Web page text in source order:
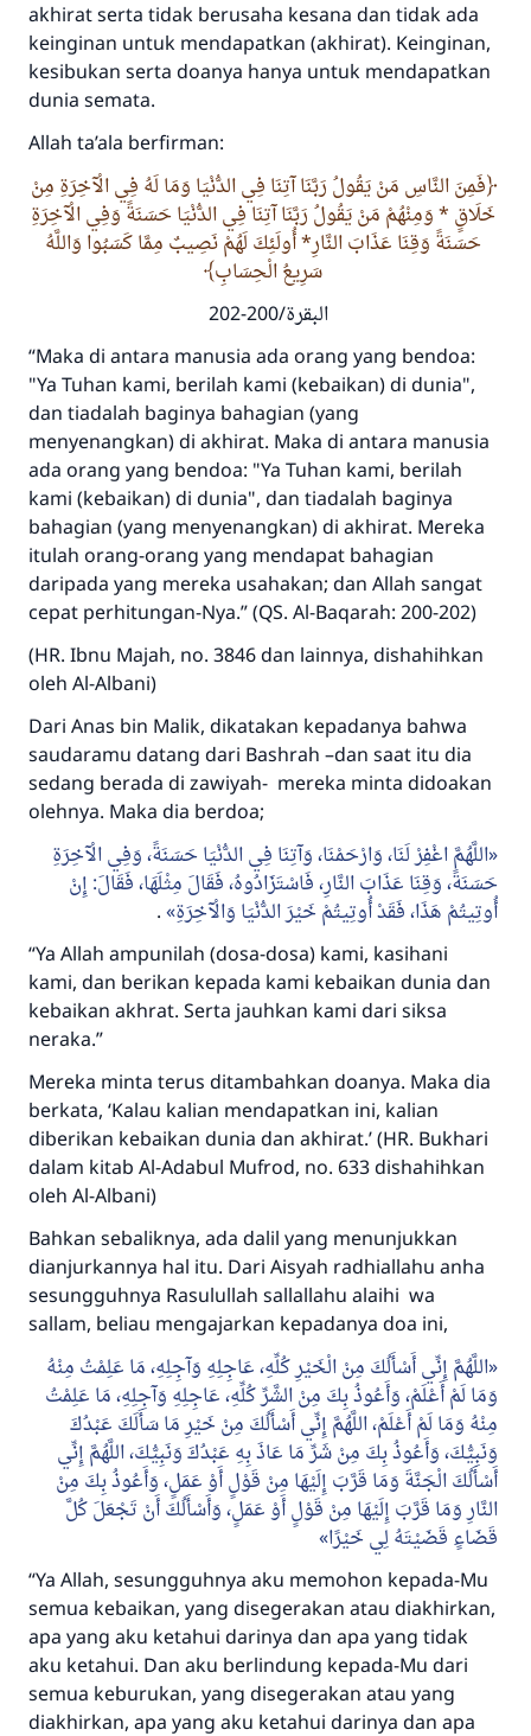
akhirat serta tidak berusaha kesana dan tidak ada
keinginan untuk mendapatkan (akhirat). Keinginan,
kesibukan serta doanya hanya untuk mendapatkan
dunia semata.
Allah ta’ala berfirman:
فَمِنَ النَّاسِ مَنْ يَقُولُ رَبَّنَا آتِنَا فِي الدُّنْيَا وَمَا لَهُ فِي الْآخِرَةِ مِنْ
خَلَاقٍ * وَمِنْهُمْ مَنْ يَقُولُ رَبَّنَا آتِنَا فِي الدُّنْيَا حَسَنَةً وَفِي الْآخِرَةِ
حَسَنَةً وَقِنَا عَذَابَ النَّارِ* أُولَئِكَ لَهُمْ نَصِيبٌ مِمَّا كَسَبُوا وَاللَّهُ
سَرِيعُ الْحِسَابِ
البقرة/200-202
“Maka di antara manusia ada orang yang bendoa:
"Ya Tuhan kami, berilah kami (kebaikan) di dunia",
dan tiadalah baginya bahagian (yang
menyenangkan) di akhirat. Maka di antara manusia
ada orang yang bendoa: "Ya Tuhan kami, berilah
kami (kebaikan) di dunia", dan tiadalah baginya
bahagian (yang menyenangkan) di akhirat. Mereka
itulah orang-orang yang mendapat bahagian
daripada yang mereka usahakan; dan Allah sangat
cepat perhitungan-Nya.” (QS. Al-Baqarah: 200-202)
(HR. Ibnu Majah, no. 3846 dan lainnya, dishahihkan
oleh Al-Albani)
Dari Anas bin Malik, dikatakan kepadanya bahwa
saudaramu datang dari Bashrah –dan saat itu dia
sedang berada di zawiyah- mereka minta didoakan
olehnya. Maka dia berdoa;
اللَّهُمَّ اغْفِرْ لَنَا، وَارْحَمْنَا، وَآتِنَا فِي الدُّنْيَا حَسَنَةً، وَفِي الْآخِرَةِ
حَسَنَةً، وَقِنَا عَذَابَ النَّارِ، فَاسْتَزَادُوهُ، فَقَالَ مِثْلَهَا، فَقَالَ: إِنْ
أُوتِيتُمْ هَذَا، فَقَدْ أُوتِيتُمْ خَيْرَ الدُّنْيَا وَالْآخِرَةِ
.
“Ya Allah ampunilah (dosa-dosa) kami, kasihani
kami, dan berikan kepada kami kebaikan dunia dan
kebaikan akhrat. Serta jauhkan kami dari siksa
neraka.”
Mereka minta terus ditambahkan doanya. Maka dia
berkata, ‘Kalau kalian mendapatkan ini, kalian
diberikan kebaikan dunia dan akhirat.’ (HR. Bukhari
dalam kitab Al-Adabul Mufrod, no. 633 dishahihkan
oleh Al-Albani)
Bahkan sebaliknya, ada dalil yang menunjukkan
dianjurkannya hal itu. Dari Aisyah radhiallahu anha
sesungguhnya Rasulullah sallallahu alaihi wa
sallam, beliau mengajarkan kepadanya doa ini,
اللَّهُمَّ إِنِّي أَسْأَلُكَ مِنْ الْخَيْرِ كُلِّهِ، عَاجِلِهِ وَآجِلِهِ، مَا عَلِمْتُ مِنْهُ
وَمَا لَمْ أَعْلَمْ، وَأَعُوذُ بِكَ مِنْ الشَّرِّ كُلِّهِ، عَاجِلِهِ وَآجِلِهِ، مَا عَلِمْتُ
مِنْهُ وَمَا لَمْ أَعْلَمْ، اللَّهُمَّ إِنِّي أَسْأَلُكَ مِنْ خَيْرِ مَا سَأَلَكَ عَبْدُكَ
وَنَبِيُّكَ، وَأَعُوذُ بِكَ مِنْ شَرِّ مَا عَاذَ بِهِ عَبْدُكَ وَنَبِيُّكَ، اللَّهُمَّ إِنِّي
أَسْأَلُكَ الْجَنَّةَ وَمَا قَرَّبَ إِلَيْهَا مِنْ قَوْلٍ أَوْ عَمَلٍ، وَأَعُوذُ بِكَ مِنْ
النَّارِ وَمَا قَرَّبَ إِلَيْهَا مِنْ قَوْلٍ أَوْ عَمَلٍ، وَأَسْأَلُكَ أَنْ تَجْعَلَ كُلَّ
قَضَاءٍ قَضَيْتَهُ لِي خَيْرًا
“Ya Allah, sesungguhnya aku memohon kepada-Mu
semua kebaikan, yang disegerakan atau diakhirkan,
apa yang aku ketahui darinya dan apa yang tidak
aku ketahui. Dan aku berlindung kepada-Mu dari
semua keburukan, yang disegerakan atau yang
diakhirkan, apa yang aku ketahui darinya dan apa